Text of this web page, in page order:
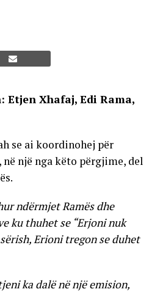
Etjen Xhafaj, Edi Rama,
se ai koordinohej për
një nga këto përgjime, del
ndërmjet Ramës dhe
ku thuhet se “Erjoni nuk
Erioni tregon se duhet
ka dalë në një emision,